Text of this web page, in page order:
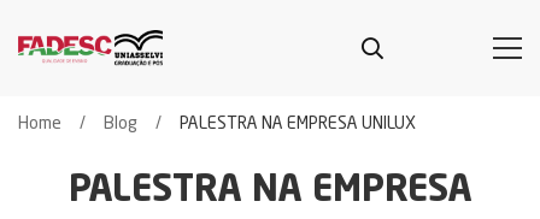
PALESTRA NA EMPRESA
Home Blog PALESTRA NA EMPRESA UNILUX